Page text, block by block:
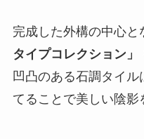
完成した外構の中心と
タイプコレクション」
凹凸のある石調タイ
てることで美しい陰影